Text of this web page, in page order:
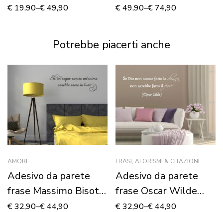
COMINCIÒ”
€ 19,90–€49,90
BORDO!” – Adesivo
€49,90–€ 74,90
Potrebbe piacerti anche
AMORE
Adesivo da parete
frase Massimo Bisotti
“SE UN SOGNO
€32,90–€44,90
FRASI, AFORISMI & CITAZIONI
Adesivo da parete
frase Oscar Wilde
“LA DONNA È UN
€32,90–€44,90